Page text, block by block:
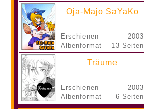
Oja-Majo SaYaKo
Erschienen
Albenformat
2003
13 Seiten
Träume
Erschienen
Albenformat
2003
6 Seiten